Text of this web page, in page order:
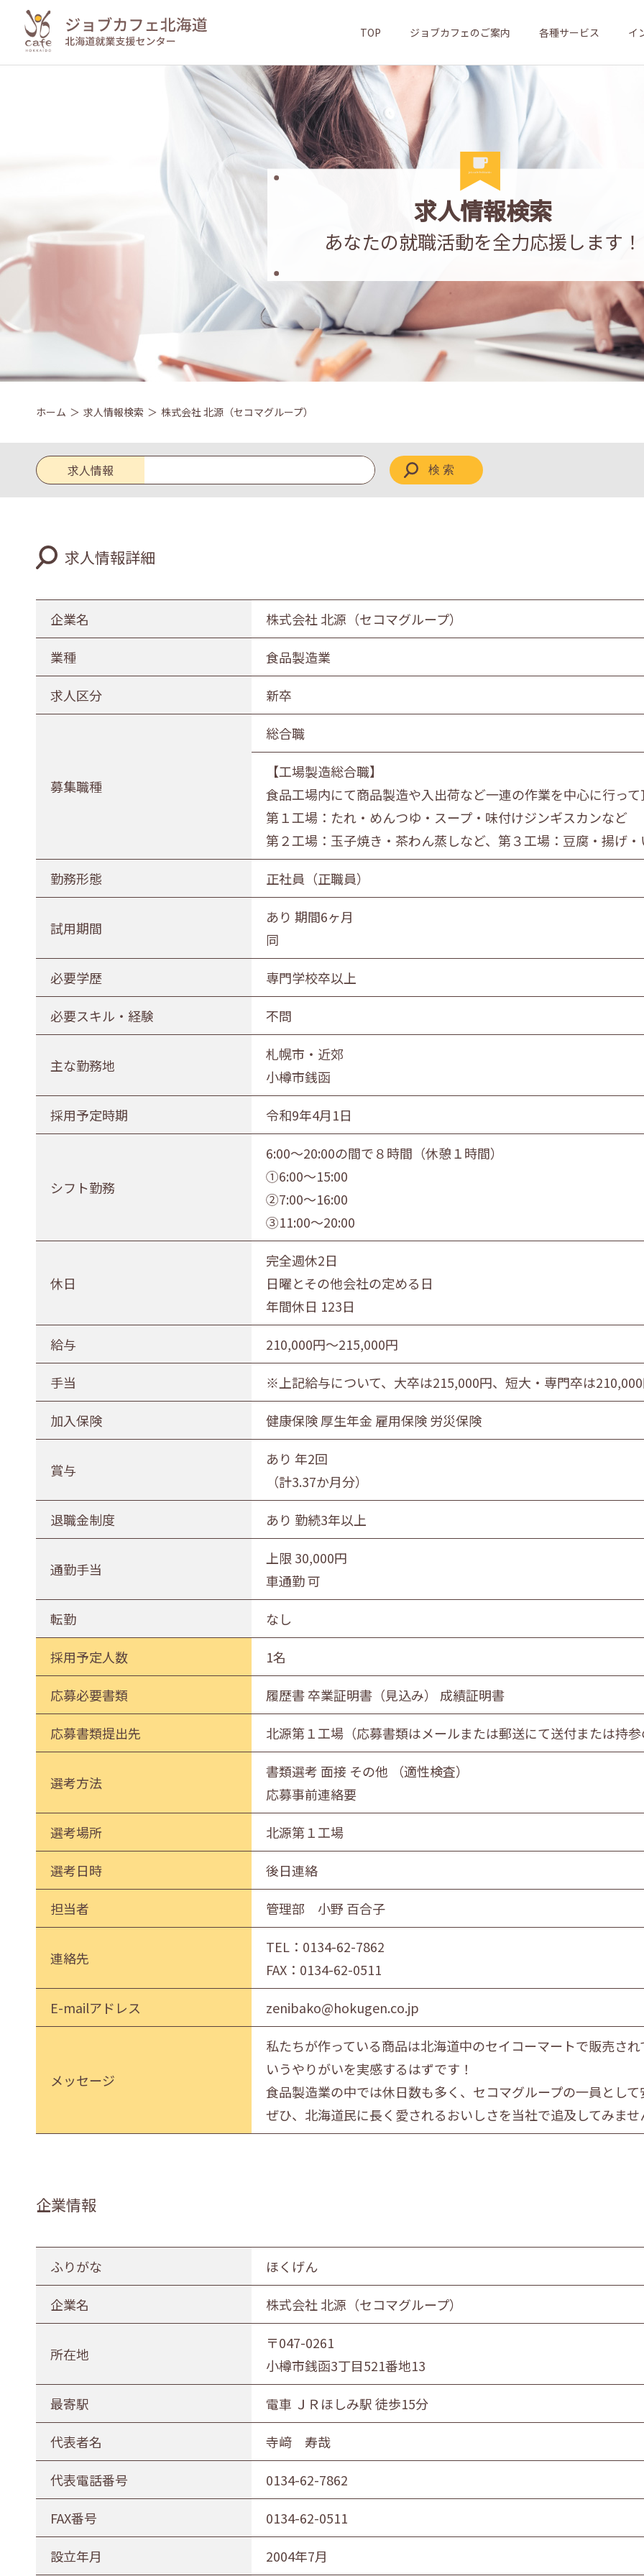
TOP ジョブカフェのご案内 各種サービス イ
求人情報検索
あなたの就職活動を全力応援します！
ホーム 求人情報検索 株式会社 北源（セコマグループ）
求人情報
求人区分
業種
農林水産業 建設業
印刷業
広告業
金属・機械製造業
電気・ガス・熱供給業
通信業・情報サービス業
マスコミ
百貨店・スーパーマーケット
娯楽業
宿泊業
飲食サービス業
生活関連サービス業 社会福祉・介護事業
募集職種
正社員（正職員） 公務員
勤務地
旭川市・近郊
求人情報詳細
企業名 株式会社 北源（セコマグループ）
業種 食品製造業
求人区分 新卒
募集職種
総合職
【工場製造総合職】
食品工場内にて商品製造や入出荷など一連の作業を中心に行っ
第１工場：たれ・めんつゆ・スープ・味付けジンギスカンなど
第２工場：玉子焼き・茶わん蒸しなど、第３工場：豆腐・揚げ
勤務形態 正社員（正職員）
試用期間
あり 期間6ヶ月
同
必要学歴 専門学校卒以上
必要スキル・経験 不問
主な勤務地
札幌市・近郊
小樽市銭函
採用予定時期 令和9年4月1日
シフト勤務
6:00～20:00の間で８時間（休憩１時間）
①6:00～15:00
②7:00～16:00
③11:00～20:00
休日
完全週休2日
日曜とその他会社の定める日
年間休日 123日
給与 210,000円〜215,000円
手当 ※上記給与について、大卒は215,000円、短大・専門卒は
加入保険 健康保険 厚生年金 雇用保険 労災保険
賞与
あり 年2回
（計3.37か月分）
退職金制度 あり 勤続3年以上
通勤手当
上限 30,000円
車通勤 可
転勤 なし
採用予定人数 1名
応募必要書類 履歴書 卒業証明書（見込み） 成績証明書
応募書類提出先 北源第１工場（応募書類はメールまたは郵送にて送付または持
選考方法
書類選考 面接 その他 （適性検査）
応募事前連絡要
選考場所 北源第１工場
選考日時 後日連絡
担当者 管理部 小野 百合子
連絡先
TEL： 0134-62-7862
FAX：0134-62-0511
E-mailアドレス zenibako@hokugen.co.jp
メッセージ
私たちが作っている商品は北海道中のセイコーマートで販売さ
いうやりがいを実感するはずです！
食品製造業の中では休日数も多く、セコマグループの一員とし
ぜひ、北海道民に長く愛されるおいしさを当社で追及してみま
企業情報
ふりがな ほくげん
企業名 株式会社 北源（セコマグループ）
所在地
〒047-0261
小樽市銭函3丁目521番地13
最寄駅 電車 ＪＲほしみ駅 徒歩15分
代表者名 寺﨑 寿哉
代表電話番号 0134-62-7862
FAX番号 0134-62-0511
設立年月 2004年7月